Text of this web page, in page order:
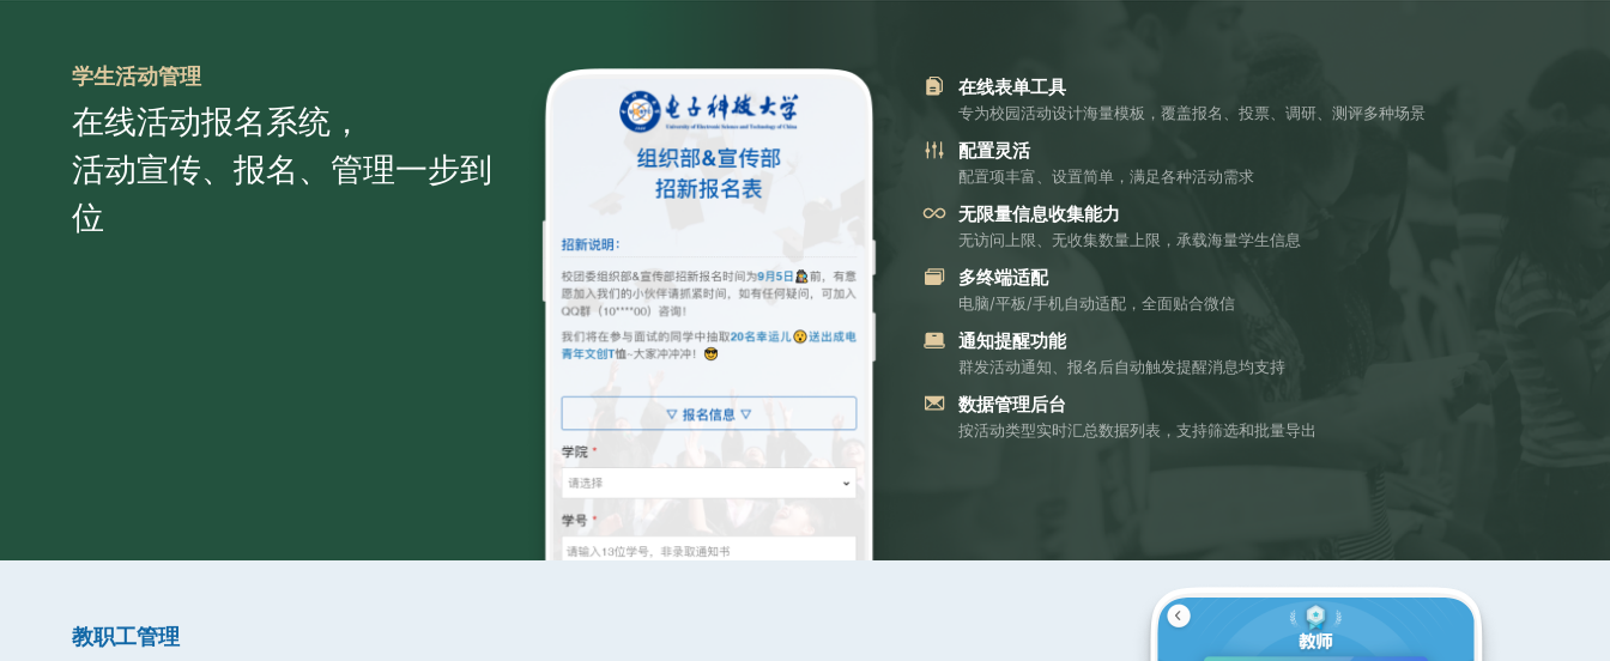
学生活动管理
在线活动报名系统，
活动宣传、报名、管理一步到
位
在线表单工具
专为校园活动设计海量模板，覆盖报名、投票、调研、测评多种场景
配置灵活
配置项丰富、设置简单，满足各种活动需求
无限量信息收集能力
无访问上限、无收集数量上限，承载海量学生信息
多终端适配
电脑/平板/手机自动适配，全面贴合微信
通知提醒功能
群发活动通知、报名后自动触发提醒消息均支持
数据管理后台
按活动类型实时汇总数据列表，支持筛选和批量导出
教职工管理